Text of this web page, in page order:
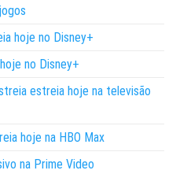
hoje no Disney+
no Disney+
estreia hoje na televisão
hoje na HBO Max
na Prime Video